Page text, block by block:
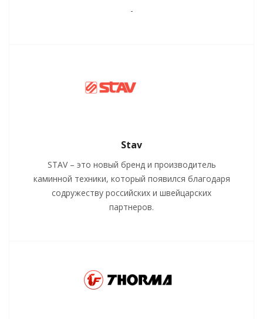
-
Stav
STAV – это новый бренд и производитель
каминной техники, который появился благодаря
содружеству российских и швейцарских
партнеров.